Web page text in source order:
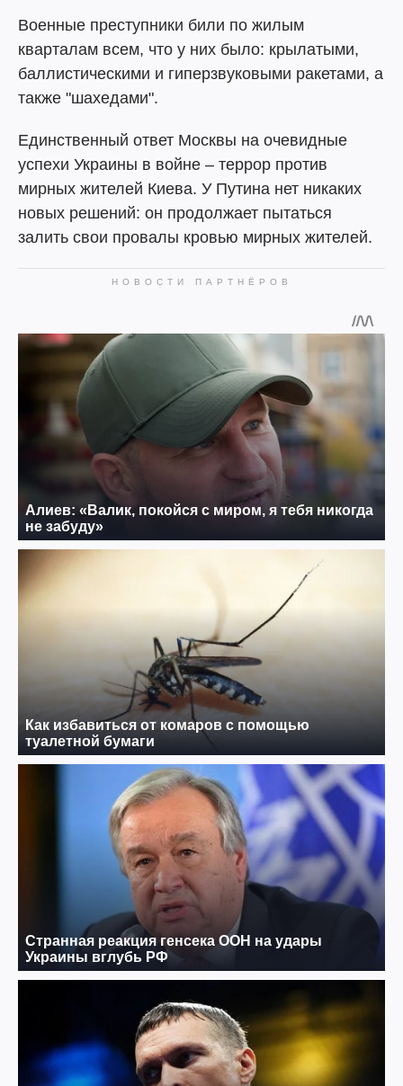
Военные преступники били по жилым
кварталам всем, что у них было: крылатыми,
баллистическими и гиперзвуковыми ракетами, а
также "шахедами".
Единственный ответ Москвы на очевидные
успехи Украины в войне – террор против
мирных жителей Киева. У Путина нет никаких
новых решений: он продолжает пытаться
залить свои провалы кровью мирных жителей.